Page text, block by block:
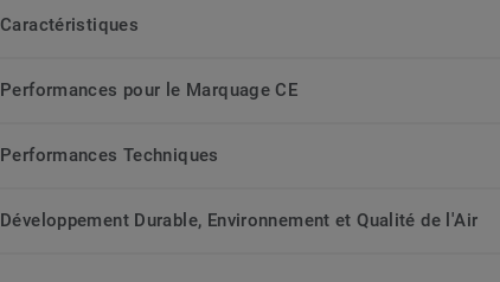
Caractéristiques
Performances pour le Marquage CE
Performances Techniques
Développement Durable, Environnement et Qualité de l'Air